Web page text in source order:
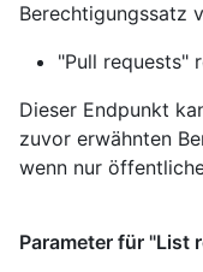
Berechtigungssatz
"Pull requests"
Dieser Endpunkt
zuvor erwähnten
wenn nur
Parameter für "List